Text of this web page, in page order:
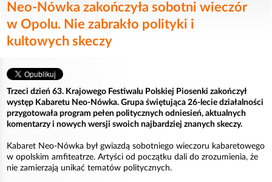
Neo-Nówka zakończyła sobotni wieczór
w Opolu. Nie zabrakło polityki i
kultowych skeczy
Trzeci dzień 63. Krajowego Festiwalu Polskiej Piosenki zakończył
występ Kabaretu Neo-Nówka. Grupa świętująca 26-lecie działalności
przygotowała program pełen politycznych odniesień, aktualnych
komentarzy i nowych wersji swoich najbardziej znanych skeczy.
Kabaret Neo-Nówka był gwiazdą sobotniego wieczoru kabaretowego
w opolskim amfiteatrze. Artyści od początku dali do zrozumienia, że
nie zamierzają unikać tematów politycznych.